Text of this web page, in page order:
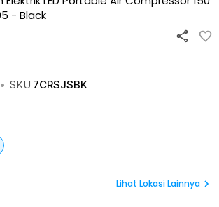
- Black
• SKU 7CRSJSBK
Lihat Lokasi Lainnya